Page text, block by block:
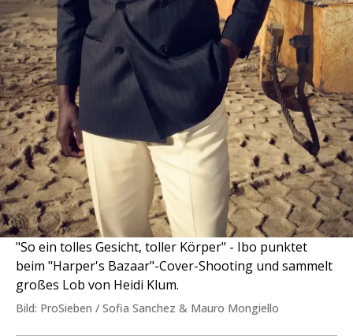
"So ein tolles Gesicht, toller Körper" - Ibo punktet
beim "Harper's Bazaar"-Cover-Shooting und sammelt
großes Lob von Heidi Klum.
Bild: ProSieben / Sofia Sanchez & Mauro Mongiello